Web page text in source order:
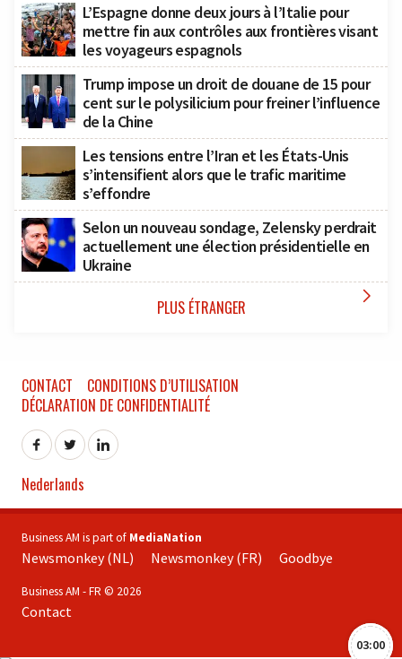
L’Espagne donne deux jours à l’Italie pour
mettre fin aux contrôles aux frontières visant
les voyageurs espagnols
Trump impose un droit de douane de 15 pour
cent sur le polysilicium pour freiner l’influence
de la Chine
Les tensions entre l’Iran et les États-Unis
s’intensifient alors que le trafic maritime
s’effondre
Selon un nouveau sondage, Zelensky perdrait
actuellement une élection présidentielle en
Ukraine
PLUS ÉTRANGER 
03:00
CONTACT
CONDITIONS D’UTILISATION
DÉCLARATION DE CONFIDENTIALITÉ
Nederlands
Business AM is part of MediaNation
Newsmonkey (NL) Newsmonkey (FR) Goodbye
Business AM - FR © 2026
Contact